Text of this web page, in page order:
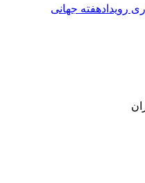
رویدادهفته جهانی